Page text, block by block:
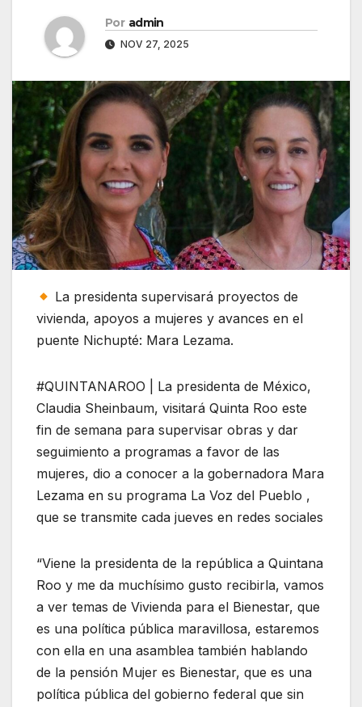
Por admin
NOV 27, 2025
La presidenta supervisará proyectos de
vivienda, apoyos a mujeres y avances en el
puente Nichupté: Mara Lezama.
#QUINTANAROO | La presidenta de México,
Claudia Sheinbaum, visitará Quinta Roo este
fin de semana para supervisar obras y dar
seguimiento a programas a favor de las
mujeres, dio a conocer a la gobernadora Mara
Lezama en su programa La Voz del Pueblo ,
que se transmite cada jueves en redes sociales
“Viene la presidenta de la república a Quintana
Roo y me da muchísimo gusto recibirla, vamos
a ver temas de Vivienda para el Bienestar, que
es una política pública maravillosa, estaremos
con ella en una asamblea también hablando
de la pensión Mujer es Bienestar, que es una
política pública del gobierno federal que sin